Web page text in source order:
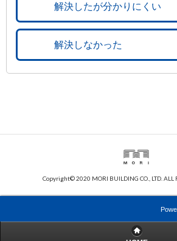
解決したが分かりにくい
解決しなかった
Copyright© 2020 MORI BUILDING CO., LTD. ALL